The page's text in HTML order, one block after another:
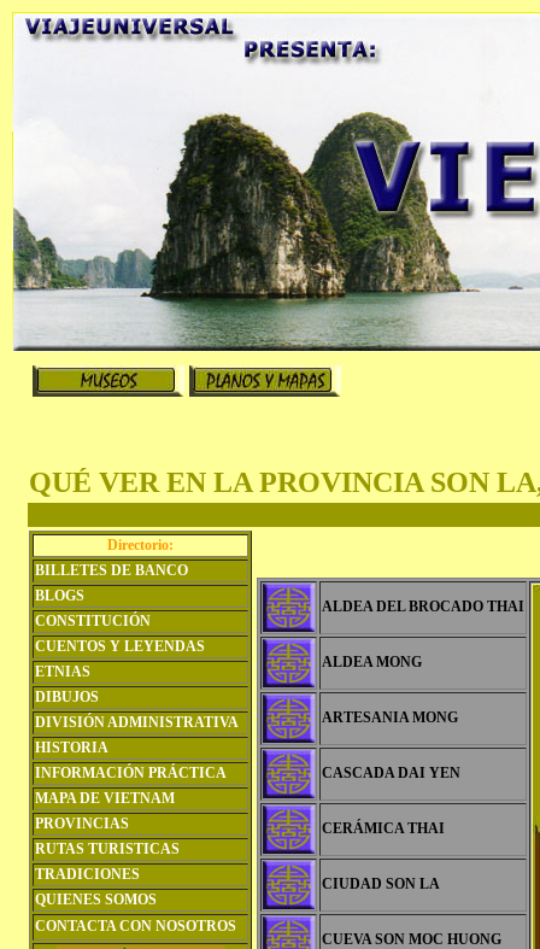
QUÉ VER EN LA PROVINCIA SON
Directorio:
BILLETES DE BANCO
BLOGS
CONSTITUCIÓN
CUENTOS Y LEYENDAS
ETNIAS
DIBUJOS
DIVISIÓN ADMINISTRATIVA
HISTORIA
INFORMACIÓN PRÁCTICA
MAPA DE VIETNAM
PROVINCIAS
RUTAS TURISTICAS
TRADICIONES
QUIENES SOMOS
CONTACTA CON NOSOTROS
ALDEA DEL BROCADO THAI
ALDEA MONG
ARTESANIA MONG
CASCADA DAI YEN
CERÁMICA THAI
CIUDAD SON LA
CUEVA SON MOC HUONG